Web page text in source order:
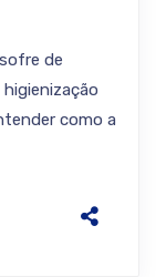
de
como a